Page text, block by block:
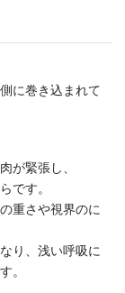
に巻き込まれて
が緊張し、
です。
重さや視界のに
り、浅い呼吸に
。